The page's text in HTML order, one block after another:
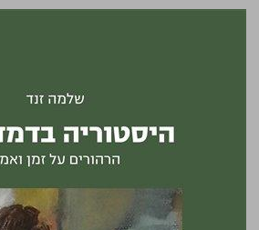
היסטוריה בדמדומים: הרהורים על זמן ואמת ... 0